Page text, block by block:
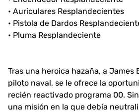
• Auriculares Resplandecientes
• Pistola de Dardos
• Pluma Resplandeciente
Tras una heroica hazaña, a James
piloto naval, se le ofrece la
recién reactivado programa 00.
una misión en la que debía